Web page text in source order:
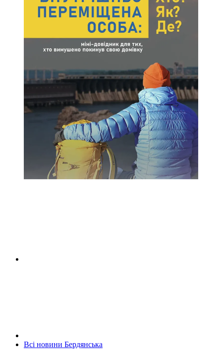
Всі новини Бердянська